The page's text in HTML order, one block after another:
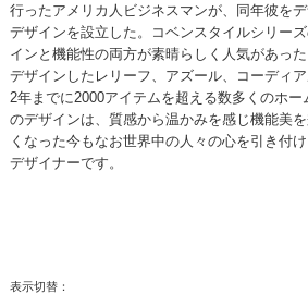
行ったアメリカ人ビジネスマンが、同年彼を
デザインを設立した。コベンスタイルシリー
インと機能性の両方が素晴らしく人気があっ
デザインしたレリーフ、アズール、コーディ
2年までに2000アイテムを超える数多くのホ
のデザインは、質感から温かみを感じ機能美
くなった今もなお世界中の人々の心を引き付
デザイナーです。
表示切替：